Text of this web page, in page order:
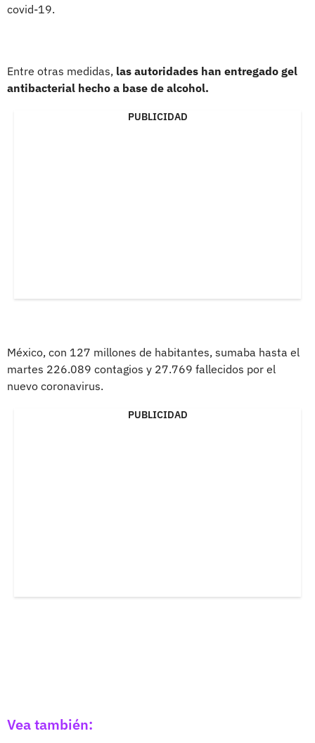
covid-19.
Entre otras medidas, las autoridades han entregado gel
antibacterial hecho a base de alcohol.
PUBLICIDAD
México, con 127 millones de habitantes, sumaba hasta el
martes 226.089 contagios y 27.769 fallecidos por el
nuevo coronavirus.
PUBLICIDAD
Vea también: